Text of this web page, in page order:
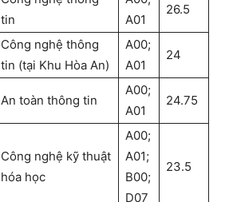
tin
A01
26.5
Công nghệ thông
tin (tại Khu Hòa An)
A00;
A01
24
An toàn thông tin
A00;
A01
24.75
Công nghệ kỹ thuật
hóa học
A00;
A01;
B00;
D07
23.5